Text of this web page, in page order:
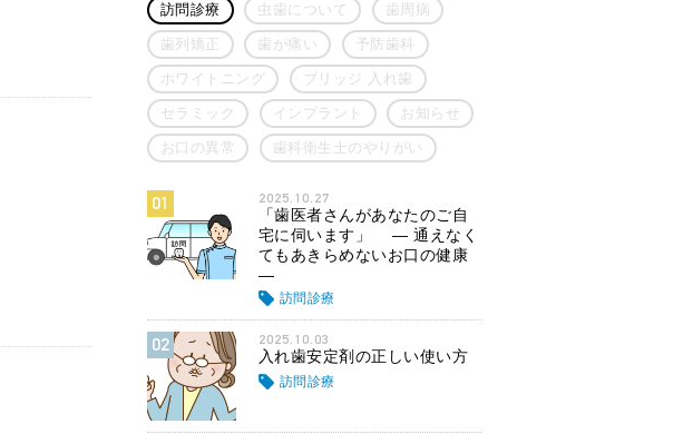
訪問診療 虫歯について 歯周病
歯列矯正 歯が痛い 予防歯科
ホワイトニング ブリッジ 入れ歯
セラミック インプラント お知らせ
お口の異常 歯科衛生士のやりがい
01 2025.10.27
「歯医者さんがあなたのご自
宅に伺います」 ― 通えなく
てもあきらめないお口の健康
―
訪問診療
02 2025.10.03
入れ歯安定剤の正しい使い方
訪問診療